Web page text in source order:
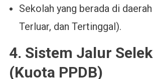
Sekolah yang berada di daerah
Terluar, dan Tertinggal).
4. Sistem Jalur
(Kuota PPDB)